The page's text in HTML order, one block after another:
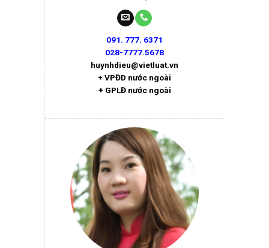
091. 777. 6371
028-7777.5678
huynhdieu@vietluat.vn
+ VPĐD nước ngoài
+ GPLĐ nước ngoài